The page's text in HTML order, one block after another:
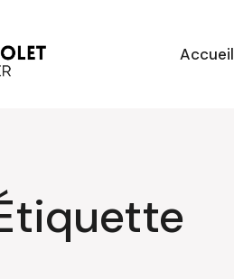
Accueil